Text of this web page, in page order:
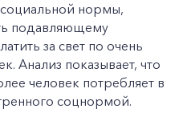
нормы,
подавляющему
за свет по очень
Анализ показывает, что
человек потребляет в
соцнормой.